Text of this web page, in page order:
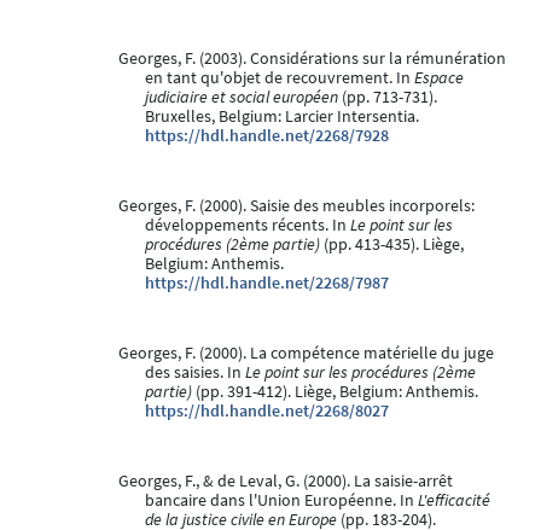
Georges, F. (2003). Considérations sur la rémunération
en tant qu'objet de recouvrement. In Espace
judiciaire et social européen (pp. 713-731).
Bruxelles, Belgium: Larcier Intersentia.
https://hdl.handle.net/2268/7928
Georges, F. (2000). Saisie des meubles incorporels:
développements récents. In Le point sur les
procédures (2ème partie) (pp. 413-435). Liège,
Belgium: Anthemis.
https://hdl.handle.net/2268/7987
Georges, F. (2000). La compétence matérielle du juge
des saisies. In Le point sur les procédures (2ème
partie) (pp. 391-412). Liège, Belgium: Anthemis.
https://hdl.handle.net/2268/8027
Georges, F., & de Leval, G. (2000). La saisie-arrêt
bancaire dans l'Union Européenne. In L'efficacité
de la justice civile en Europe (pp. 183-204).